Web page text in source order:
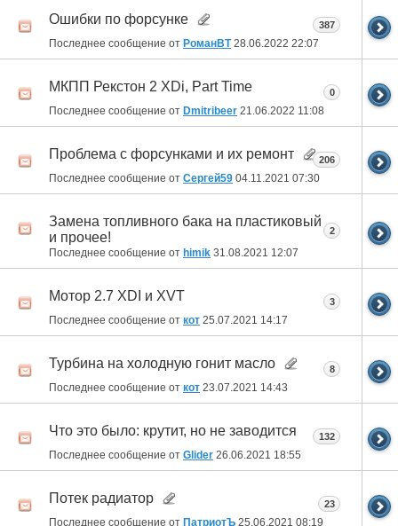
Ошибки по форсунке
Последнее сообщение от РоманВТ28.06.2022 22:07
387
МКПП Рекстон 2 XDi, Part Time
Последнее сообщение от Dmitribeer 21.06.2022 11:08
0
Проблема с форсунками и их ремонт
Последнее сообщение от Сергей59 04.11.2021 07:30
206
Замена топливного бака на пластиковый
и прочее!
Последнее сообщение от himik 31.08.2021 12:07
2
Мотор 2.7 XDI и XVT
Последнее сообщение от кот 25.07.2021 14:17
3
Турбина на холодную гонит масло
Последнее сообщение от кот 23.07.2021 14:43
8
Что это было: крутит, но не заводится
Последнее сообщение от Glider 26.06.2021 18:55
132
Потек радиатор
Последнее сообщение от ПатриотЪ 25.06.2021 08:19
23